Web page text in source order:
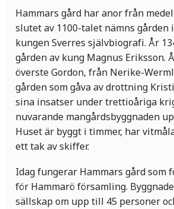
Hammars gård har anor från
slutet av 1100-talet nämns gården
kungen Sverres självbiografi. År
gården av kung Magnus Eriksson.
överste Gordon, från Nerike-
gården som gåva av drottning
sina insatser under trettioåriga
nuvarande mangårdsbyggnaden
Huset är byggt i timmer, har
ett tak av skiffer.
Idag fungerar Hammars gård som
för Hammarö församling.
sällskap om upp till 45 personer